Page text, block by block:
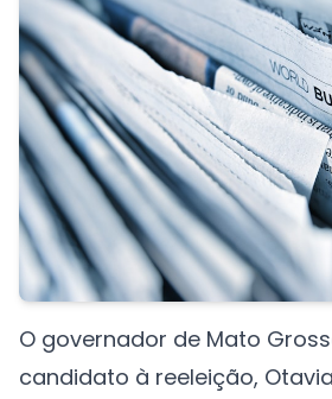
O governador de Mato
candidato à reeleição,